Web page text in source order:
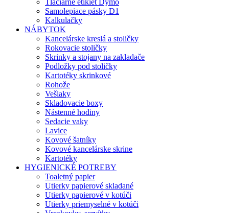
Tlačiarne etikiet Dymo
Samolepiace pásky D1
Kalkulačky
NÁBYTOK
Kancelárske kreslá a stoličky
Rokovacie stoličky
Skrinky a stojany na zakladače
Podložky pod stoličky
Kartotéky skrinkové
Rohože
Vešiaky
Skladovacie boxy
Nástenné hodiny
Sedacie vaky
Lavice
Kovové šatníky
Kovové kancelárske skrine
Kartotéky
HYGIENICKÉ POTREBY
Toaletný papier
Utierky papierové skladané
Utierky papierové v kotúči
Utierky priemyselné v kotúči